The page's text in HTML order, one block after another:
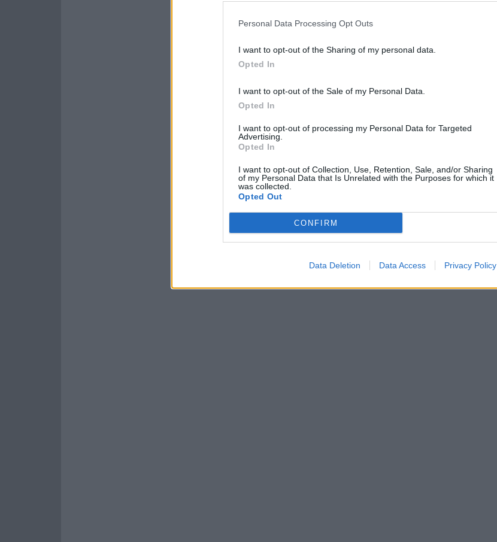
Personal Data Processing Opt Outs
I want to opt-out of the Sharing of my personal data.
Opted In
I want to opt-out of the Sale of my Personal Data.
Opted In
I want to opt-out of processing my Personal Data for Targeted
Advertising.
Opted In
I want to opt-out of Collection, Use, Retention, Sale, and/or Sharing
of my Personal Data that Is Unrelated with the Purposes for which it
was collected.
Opted Out
CONFIRM
Data Deletion Data Access Privacy Policy